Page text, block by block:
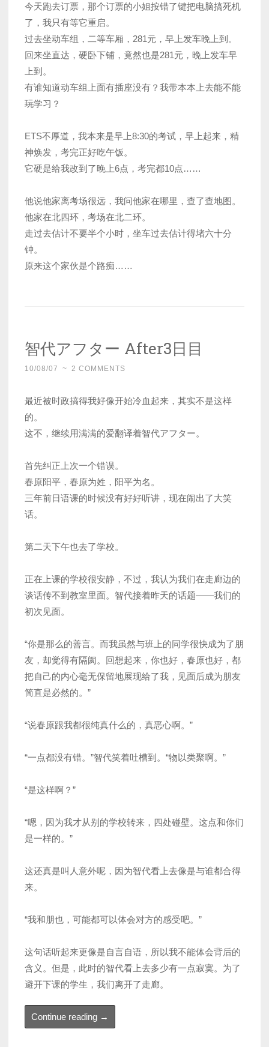
今天跑去订票，那个订票的小姐按错了键把电脑搞死机
了，我只有等它重启。
过去坐动车组，二等车厢，281元，早上发车晚上到。
回来坐直达，硬卧下铺，竟然也是281元，晚上发车早
上到。
有谁知道动车组上面有插座没有？我带本本上去能不能
玩学习？
ETS不厚道，我本来是早上8:30的考试，早上起来，精
神焕发，考完正好吃午饭。
它硬是给我改到了晚上6点，考完都10点……
他说他家离考场很远，我问他家在哪里，查了查地图。
他家在北四环，考场在北二环。
走过去估计不要半个小时，坐车过去估计得堵六十分
钟。
原来这个家伙是个路痴……
智代アフター After3日目
10/08/07 ~ 2 COMMENTS
最近被时政搞得我好像开始冷血起来，其实不是这样
的。
这不，继续用满满的爱翻译着智代アフター。
首先纠正上次一个错误。
春原阳平，春原为姓，阳平为名。
三年前日语课的时候没有好好听讲，现在闹出了大笑
话。
第二天下午也去了学校。
正在上课的学校很安静，不过，我认为我们在走廊边的
谈话传不到教室里面。智代接着昨天的话题——我们的
初次见面。
“你是那么的善言。而我虽然与班上的同学很快成为了朋
友，却觉得有隔阂。回想起来，你也好，春原也好，都
把自己的内心毫无保留地展现给了我，见面后成为朋友
简直是必然的。”
“说春原跟我都很纯真什么的，真恶心啊。”
“一点都没有错。”智代笑着吐槽到。“物以类聚啊。”
“是这样啊？”
“嗯，因为我才从别的学校转来，四处碰壁。这点和你们
是一样的。”
这还真是叫人意外呢，因为智代看上去像是与谁都合得
来。
“我和朋也，可能都可以体会对方的感受吧。”
这句话听起来更像是自言自语，所以我不能体会背后的
含义。但是，此时的智代看上去多少有一点寂寞。为了
避开下课的学生，我们离开了走廊。
Continue reading “智
→